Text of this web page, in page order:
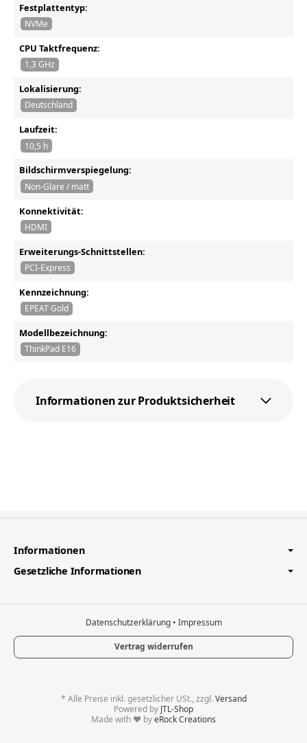
Festplattentyp:
NVMe
CPU Taktfrequenz:
1,3 GHz
Lokalisierung:
Deutschland
Laufzeit:
10,5 h
Bildschirmverspiegelung:
Non-Glare / matt
Konnektivität:
HDMI
Erweiterungs-Schnittstellen:
PCI-Express
Kennzeichnung:
EPEAT Gold
Modellbezeichnung:
ThinkPad E16
Informationen zur Produktsicherheit
Informationen
Gesetzliche Informationen
Datenschutzerklärung • Impressum
Vertrag widerrufen
* Alle Preise inkl. gesetzlicher USt., zzgl.Versand
Powered by JTL-Shop
Made with ♥ byeRock Creations